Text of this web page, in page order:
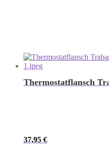
Thermostatflansch
37,95 €